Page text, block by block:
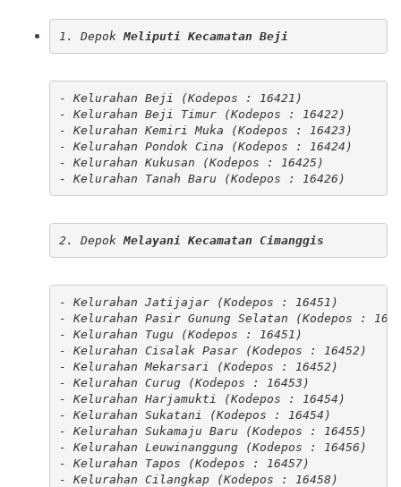
1. Depok Meliputi Kecamatan Beji
- Kelurahan Beji (Kodepos : 16421)
- Kelurahan Beji Timur (Kodepos : 16422)
- Kelurahan Kemiri Muka (Kodepos : 16423)
- Kelurahan Pondok Cina (Kodepos : 16424)
- Kelurahan Kukusan (Kodepos : 16425)
- Kelurahan Tanah Baru (Kodepos : 16426)
2. Depok Melayani Kecamatan Cimanggis
- Kelurahan Jatijajar (Kodepos : 16451)
- Kelurahan Pasir Gunung Selatan (Kodepos :
- Kelurahan Tugu (Kodepos : 16451)
- Kelurahan Cisalak Pasar (Kodepos : 16452)
- Kelurahan Mekarsari (Kodepos : 16452)
- Kelurahan Curug (Kodepos : 16453)
- Kelurahan Harjamukti (Kodepos : 16454)
- Kelurahan Sukatani (Kodepos : 16454)
- Kelurahan Sukamaju Baru (Kodepos : 16455)
- Kelurahan Leuwinanggung (Kodepos : 16456)
- Kelurahan Tapos (Kodepos : 16457)
- Kelurahan Cilangkap (Kodepos : 16458)